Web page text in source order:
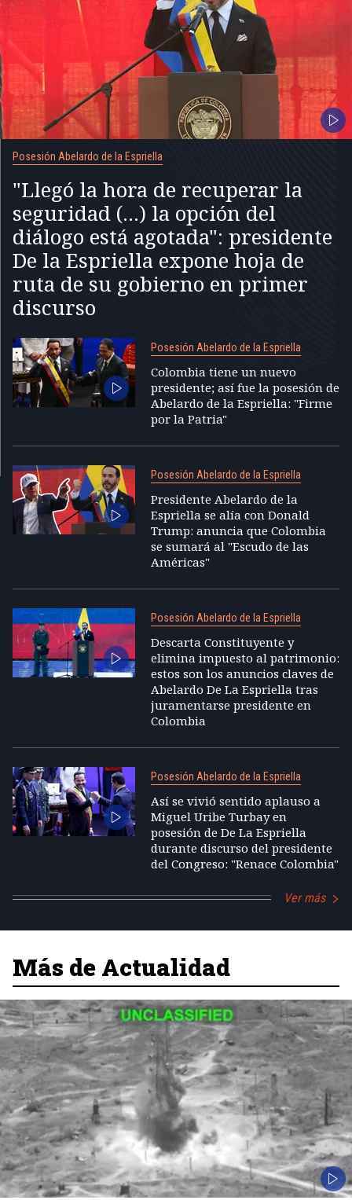
Posesión Abelardo de la Espriella
"Llegó la hora de recuperar la
seguridad (...) la opción del
diálogo está agotada": presidente
De la Espriella expone hoja de
ruta de su gobierno en primer
discurso
Posesión Abelardo de la Espriella
Colombia tiene un nuevo
presidente; así fue la posesión de
Abelardo de la Espriella: "Firme
por la Patria"
Posesión Abelardo de la Espriella
Presidente Abelardo de la
Espriella se alía con Donald
Trump: anuncia que Colombia
se sumará al "Escudo de las
Américas"
Posesión Abelardo de la Espriella
Descarta Constituyente y
elimina impuesto al patrimonio:
estos son los anuncios claves de
Abelardo De La Espriella tras
juramentarse presidente en
Colombia
Posesión Abelardo de la Espriella
Así se vivió sentido aplauso a
Miguel Uribe Turbay en
posesión de De La Espriella
durante discurso del presidente
del Congreso: "Renace Colombia"
Ver más
Más de Actualidad